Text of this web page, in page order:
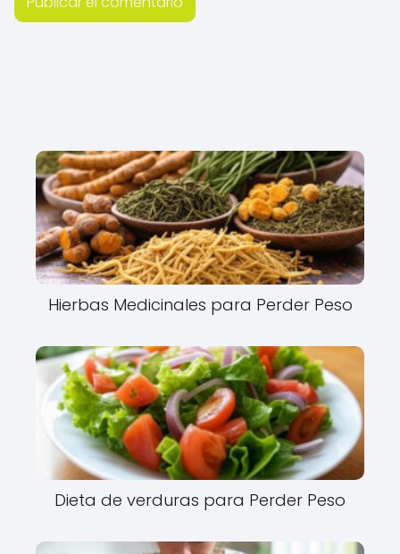
Hierbas Medicinales para Perder Peso
Dieta de verduras para Perder Peso